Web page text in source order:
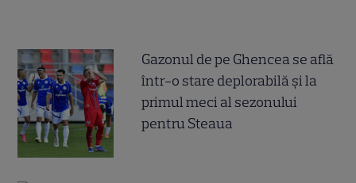
Gazonul de pe Ghencea se află
într-o stare deplorabilă și la
primul meci al sezonului
pentru Steaua